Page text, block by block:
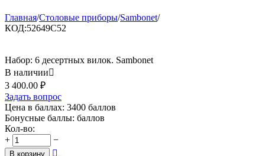
Главная/Столовые приборы/Sambonet/
КОД:52649C52
Набор: 6 десертных вилок. Sambonet
В наличии
3 400.00 ₽
Задать вопрос
Цена в баллах: 3400 баллов
Бонусные баллы: баллов
Кол-во:
+
−
В корзину 